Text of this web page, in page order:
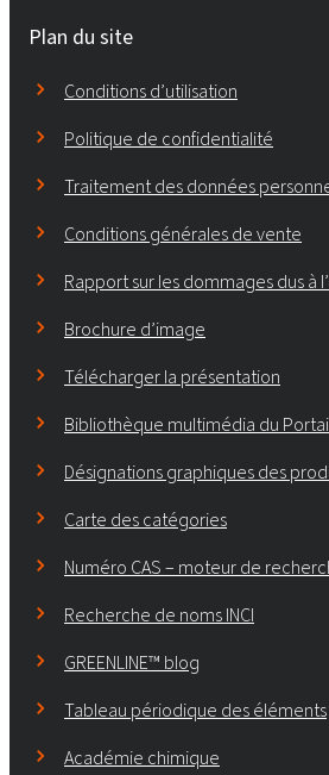
Plan du site
Conditions d’utilisation
Politique de confidentialité
Traitement des données
Conditions générales de vente
Rapport sur les dommages dus à
Brochure d’image
Télécharger la présentation
Bibliothèque multimédia du
Désignations graphiques des
Carte des catégories
Numéro CAS – moteur de
Recherche de noms INCI
GREENLINE™ blog
Tableau périodique des éléments
Académie chimique